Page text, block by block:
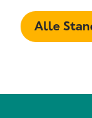
Alle